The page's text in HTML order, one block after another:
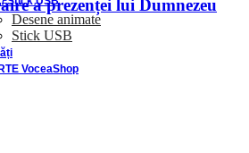
Desene animate
Stick USB
VoceaShop
a prezenței lui Dumnezeu